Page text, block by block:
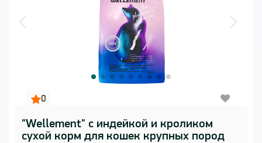
0
"Wellement" с индейкой и кроликом
сухой корм для кошек крупных пород